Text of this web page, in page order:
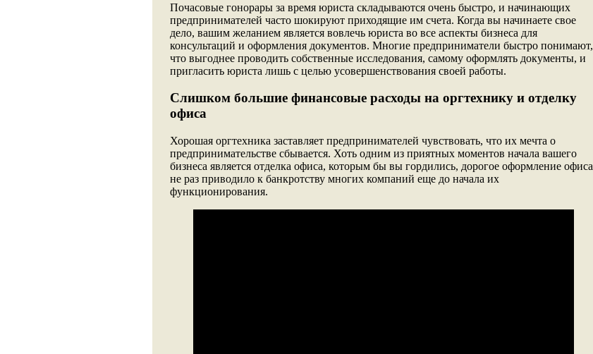
Почасовые гонорары за время юриста складываются очень быстро, и начинающих
предпринимателей часто шокируют приходящие им счета. Когда вы начинаете свое
дело, вашим желанием является вовлечь юриста во все аспекты бизнеса для
консультаций и оформления документов. Многие предприниматели быстро понимают,
что выгоднее проводить собственные исследования, самому оформлять документы, и
пригласить юриста лишь с целью усовершенствования своей работы.
Слишком большие финансовые расходы на оргтехнику и отделку
офиса
Хорошая оргтехника заставляет предпринимателей чувствовать, что их мечта о
предпринимательстве сбывается. Хоть одним из приятных моментов начала вашего
бизнеса является отделка офиса, которым бы вы гордились, дорогое оформление офиса
не раз приводило к банкротству многих компаний еще до начала их
функционирования.